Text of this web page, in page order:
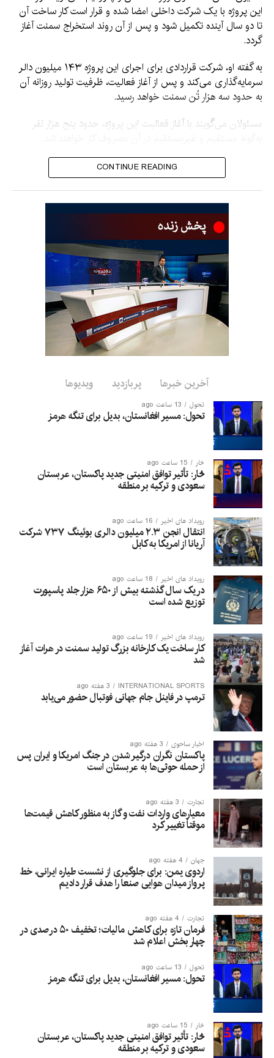
این پروژه با یک شرکت داخلی امضا شده و قرار است کار ساخت آن
تا دو سال آینده تکمیل شود و پس از آن روند استخراج سمنت آغاز
گردد.
به گفته او، شرکت قراردادی برای اجرای این پروژه ۱۴۳ میلیون دالر
سرمایه‌گذاری می‌کند و پس از آغاز فعالیت، ظرفیت تولید روزانه آن
به حدود سه هزار تُن سمنت خواهد رسید.
مسئولان می‌گویند با آغاز فعالیت این پروژه، حدود پنج هزار نفر
در مراسم آغاز کار این پروژه، معاون اقتصادی و معاون اداری
ریاست‌الوزرا و شماری از وزیران کابینه امارت اسلامی نیز حضور
داشتند.
پروژه سمنت هرات از پروژه‌های بزرگ صنعتی کشور به شمار می‌رود
که مردم این ولایت سال‌ها در انتظار آغاز استخراج و تولید سمنت از
آن بوده‌اند.
این پروژه در حدود ۳۰ کیلومتری غرب شهر هرات، در ولسوالی
زنده‌جان موقعیت دارد.
CONTINUE READING
آخرین خبرها پربازدید ویدیوها
تحول 13 ساعت ago
تحول: مسیر افغانستان، بدیل برای تنگه هرمز
څار 15 ساعت ago
څار: تأثیر توافق امنیتی جدید پاکستان، عربستان
سعودی و ترکیه بر منطقه
رویداد های اخیر 16 ساعت ago
انتقال انجن ۲.۳ میلیون دالری بوئینگ ۷۳۷ شرکت
آریانا از امریکا به کابل
رویداد های اخیر 18 ساعت ago
در یک سال گذشته بیش از ۶۵۰ هزار جلد پاسپورت
توزیع شده است
رویداد های اخیر 19 ساعت ago
کار ساخت یک کارخانه بزرگ تولید سمنت در هرات آغاز
شد
INTERNATIONAL SPORTS 3 هفته ago
ترمپ در فاینل جام جهانی فوتبال حضور می‌یابد
اخبار ساحوی 3 هفته ago
پاکستان نگران درگیر شدن در جنگ امریکا و ایران پس
از حمله حوثی‌ها به عربستان است
تجارت 3 هفته ago
معیارهای واردات نفت و گاز به منظور کاهش قیمت‌ها
موقتاً تغییر کرد
جهان 4 هفته ago
اردوی یمن: برای جلوگیری از نشست طیاره ایرانی، خط
پرواز میدان هوایی صنعا را هدف قرار دادیم
تجارت 4 هفته ago
فرمان تازه برای کاهش مالیات؛ تخفیف ۵۰ درصدی در
چهار بخش اعلام شد
تحول 13 ساعت ago
تحول: مسیر افغانستان، بدیل برای تنگه هرمز
څار 15 ساعت ago
څار: تأثیر توافق امنیتی جدید پاکستان، عربستان
سعودی و ترکیه بر منطقه